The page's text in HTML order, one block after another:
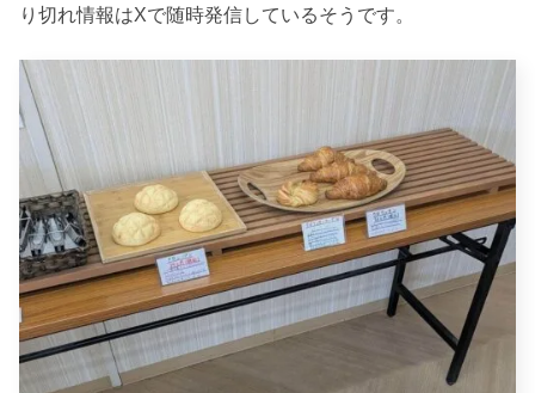
り切れ情報はXで随時発信しているそうです。